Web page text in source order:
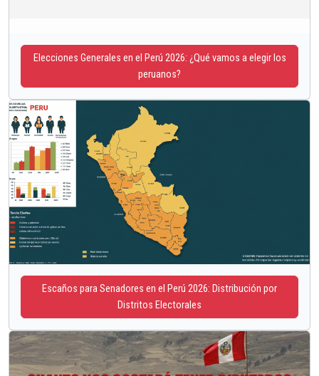
Elecciones Generales en el Perú 2026: ¿Qué vamos a elegir los
peruanos?
Escaños para Senadores en el Perú 2026: Distribución por
Distritos Electorales